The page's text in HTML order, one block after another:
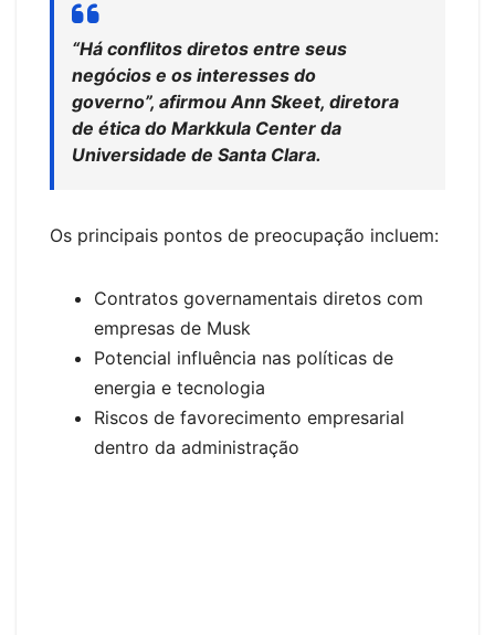
“Há conflitos diretos entre seus
negócios e os interesses do
governo”, afirmou Ann Skeet, diretora
de ética do Markkula Center da
Universidade de Santa Clara.
Os principais pontos de preocupação incluem:
Contratos governamentais diretos com
empresas de Musk
Potencial influência nas políticas de
energia e tecnologia
Riscos de favorecimento empresarial
dentro da administração